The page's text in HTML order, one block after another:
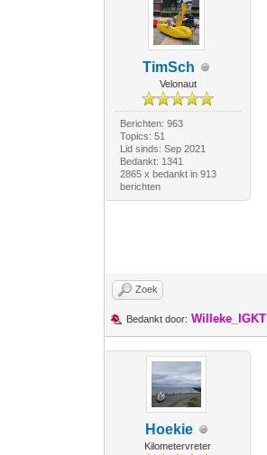
TimSch
Velonaut
Berichten: 963
Topics: 51
Lid sinds: Sep 2021
Bedankt: 1341
2865 x bedankt in 913
berichten
Zoek
Bedankt door: Willeke_IGKT
Hoekie
Kilometervreter